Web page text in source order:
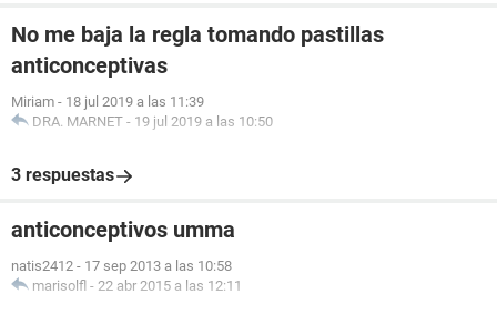
No me baja la regla tomando pastillas
anticonceptivas
Miriam - 18 jul 2019 a las 11:39
DRA. MARNET - 19 jul 2019 a las 10:50
3 respuestas
anticonceptivos umma
natis2412 - 17 sep 2013 a las 10:58
marisolfl - 22 abr 2015 a las 12:11